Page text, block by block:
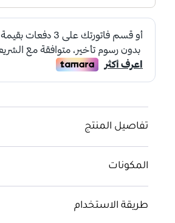
تفاصيل المنتج
المكونات
طريقة الاستخدام